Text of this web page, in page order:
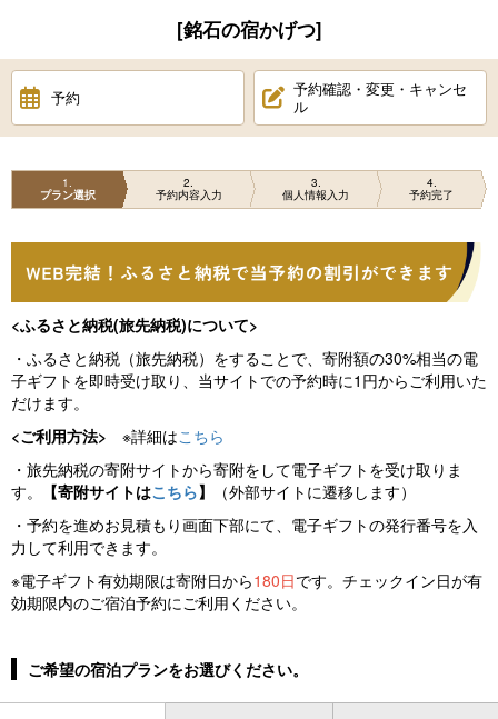
[銘石の宿かげつ]
予約
予約確認・変更・キャンセ
ル
1
プラン選択
2
予約内容入力
3
個人情報入力
4
予約完了
<ふるさと納税(旅先納税)について>
・ふるさと納税（旅先納税）をすることで、寄附額の30%相当の電
子ギフトを即時受け取り、当サイトでの予約時に1円からご利用いた
だけます。
<ご利用方法> ※詳細はこちら
・旅先納税の寄附サイトから寄附をして電子ギフトを受け取りま
す。
【寄附サイトはこちら】
（外部サイトに遷移します）
・予約を進めお見積もり画面下部にて、電子ギフトの発行番号を入
力して利用できます。
※電子ギフト有効期限は寄附日から180日です。チェックイン日が有
効期限内のご宿泊予約にご利用ください。
ご希望の宿泊プランをお選びください。